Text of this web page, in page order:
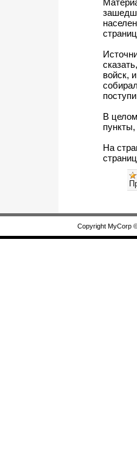
войск,
В
На
Copyright MyCorp